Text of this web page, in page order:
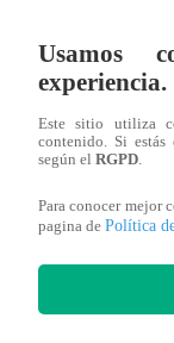
Salvador salió
vaya a poner
le reveló a
expresó.
Eso está súper
con Salvador y
lo extraño”,
Usamos
experiencia.
Este sitio utiliza
contenido. Si estás
según el RGPD
Para conocer mejor
pagina de Política